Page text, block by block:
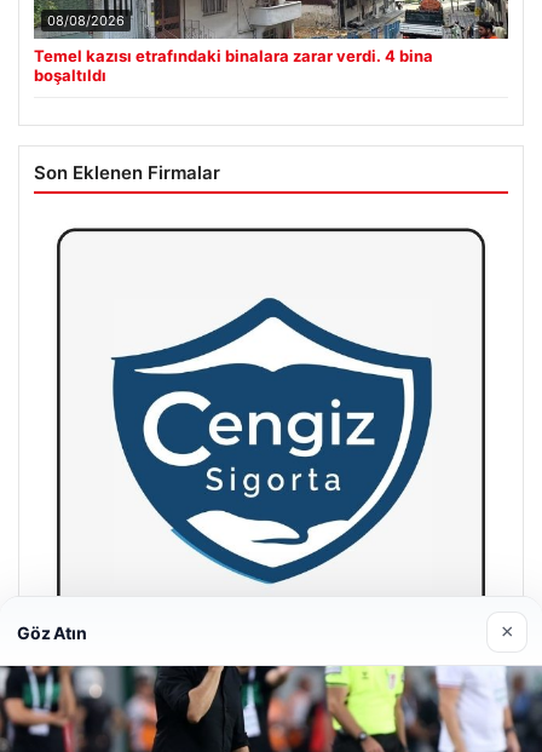
08/08/2026
Temel kazısı etrafındaki binalara zarar verdi. 4 bina
boşaltıldı
Son Eklenen Firmalar
Hastaş Beton
26/05/2026
Göz Atın ×